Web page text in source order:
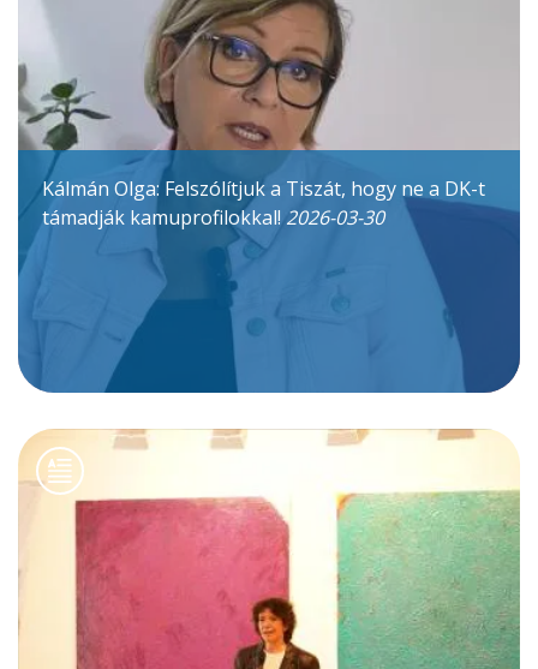
Kálmán Olga: Felszólítjuk a Tiszát, hogy ne a DK-t
támadják kamuprofilokkal! 2026-03-30